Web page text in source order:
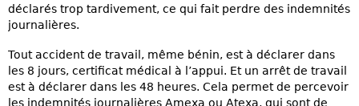
déclarés trop tardivement, ce qui fait perdre des indemnités
journalières.
Tout accident de travail, même bénin, est à déclarer dans
les 8 jours, certificat médical à l’appui. Et un arrêt de travail
est à déclarer dans les 48 heures. Cela permet de percevoir
les indemnités journalières Amexa ou Atexa, qui sont de